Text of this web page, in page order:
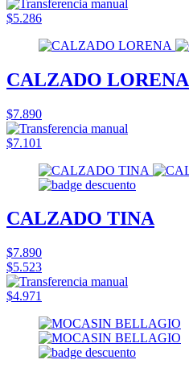
$5.286
CALZADO LORENA
$7.890
$7.101
CALZADO TINA
$7.890
$5.523
$4.971